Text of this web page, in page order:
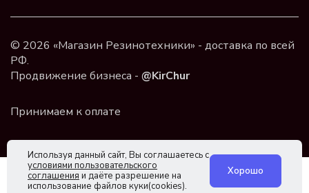
© 2026 «Магазин Резинотехники» - доставка по всей
РФ.
Продвижение бизнеса - @KirChur
Используя данный сайт, Вы соглашаетесь с
условиями пользовательского
соглашения и даёте разрешение на
использование файлов куки(cookies).
Хорошо